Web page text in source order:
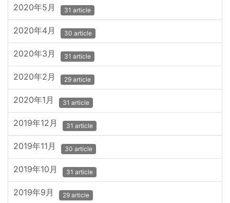
2020年5月 31 article
2020年4月 30 article
2020年3月 31 article
2020年2月 29 article
2020年1月 31 article
2019年12月 31 article
2019年11月 30 article
2019年10月 31 article
2019年9月 29 article